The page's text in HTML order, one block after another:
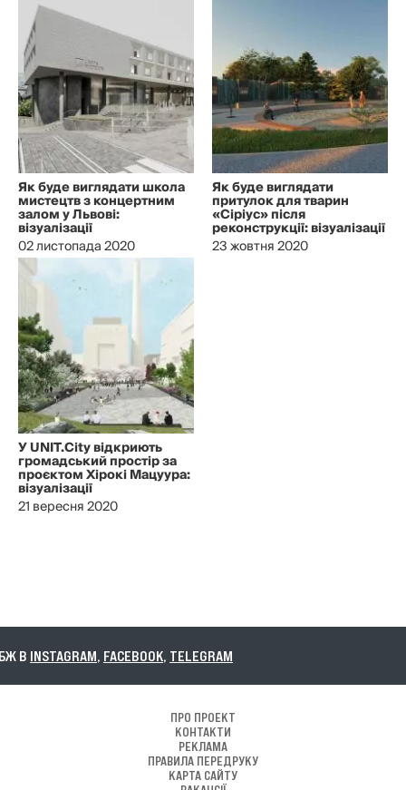
Як буде виглядати школа
мистецтв з концертним
залом у Львові:
візуалізації
02 листопада 2020
Як буде виглядати
притулок для тварин
«Сіріус» після
реконструкції: візуалізації
23 жовтня 2020
У UNIT.City відкриють
громадський простір за
проєктом Хірокі Мацуура:
візуалізації
21 вересня 2020
,FACEBOOK,TELEGRAM
ПРО ПРОЕКТ
КОНТАКТИ
РЕКЛАМА
ПРАВИЛА ПЕРЕДРУКУ
КАРТА САЙТУ